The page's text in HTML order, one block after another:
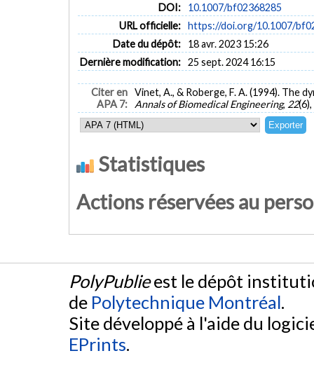
DOI:
10.1007/bf02368285
URL officielle: https://doi.org/10.1007/
Date du dépôt:
18 avr. 2023 15:26
Dernière modification: 25 sept. 2024 16:15
Citer en
APA 7:
Vinet, A., & Roberge, F. A. (1994). The
Annals of Biomedical Engineering, 22
Statistiques
Actions réservées au
PolyPublieest le dépôt
de Polytechnique Montréal.
Site développé à l'aide du
EPrints.